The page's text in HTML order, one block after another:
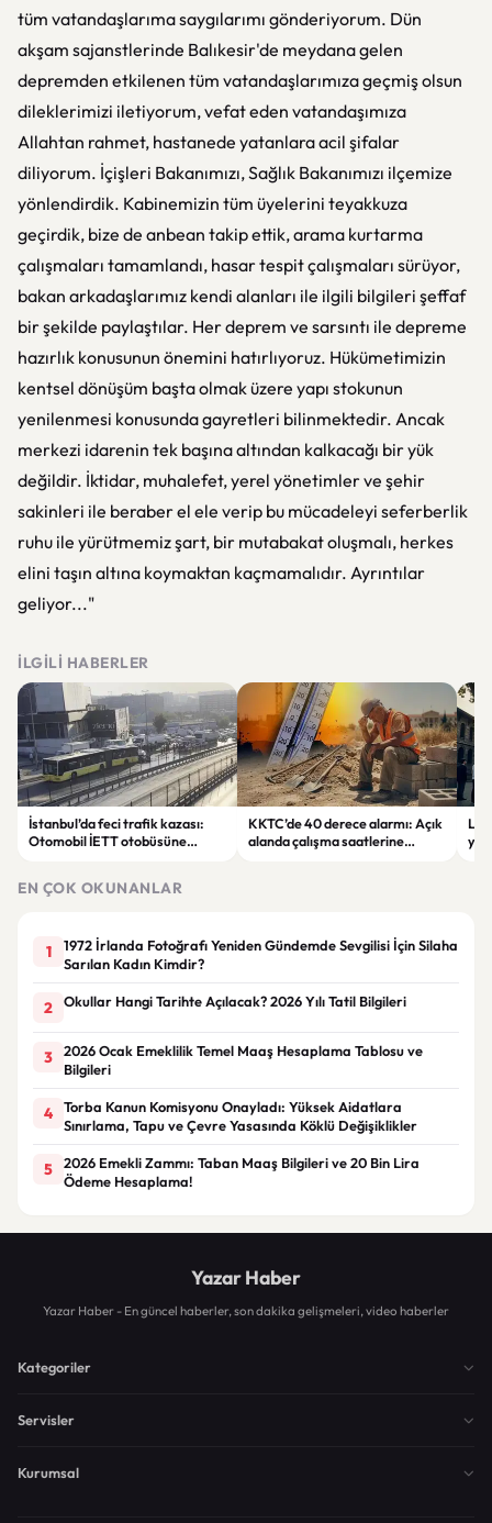
tüm vatandaşlarıma saygılarımı gönderiyorum. Dün
akşam sajanstlerinde Balıkesir'de meydana gelen
depremden etkilenen tüm vatandaşlarımıza geçmiş olsun
dileklerimizi iletiyorum, vefat eden vatandaşımıza
Allahtan rahmet, hastanede yatanlara acil şifalar
diliyorum. İçişleri Bakanımızı, Sağlık Bakanımızı ilçemize
yönlendirdik. Kabinemizin tüm üyelerini teyakkuza
geçirdik, bize de anbean takip ettik, arama kurtarma
çalışmaları tamamlandı, hasar tespit çalışmaları sürüyor,
bakan arkadaşlarımız kendi alanları ile ilgili bilgileri şeffaf
bir şekilde paylaştılar. Her deprem ve sarsıntı ile depreme
hazırlık konusunun önemini hatırlıyoruz. Hükümetimizin
kentsel dönüşüm başta olmak üzere yapı stokunun
yenilenmesi konusunda gayretleri bilinmektedir. Ancak
merkezi idarenin tek başına altından kalkacağı bir yük
değildir. İktidar, muhalefet, yerel yönetimler ve şehir
sakinleri ile beraber el ele verip bu mücadeleyi seferberlik
ruhu ile yürütmemiz şart, bir mutabakat oluşmalı, herkes
elini taşın altına koymaktan kaçmamalıdır. Ayrıntılar
geliyor..."
İLGILI HABERLER
İstanbul’da feci trafik kazası:
Otomobil İETT otobüsüne
KKTC’de 40 derece alarmı: Açık
alanda çalışma saatlerine
EN ÇOK OKUNANLAR
1
1972 İrlanda Fotoğrafı Yeniden Gündemde Sevgilisi İçin Silaha
Sarılan Kadın Kimdir?
2 Okullar Hangi Tarihte Açılacak? 2026 Yılı Tatil Bilgileri
3
2026 Ocak Emeklilik Temel Maaş Hesaplama Tablosu ve
Bilgileri
4
Torba Kanun Komisyonu Onayladı: Yüksek Aidatlara
Sınırlama, Tapu ve Çevre Yasasında Köklü Değişiklikler
5
2026 Emekli Zammı: Taban Maaş Bilgileri ve 20 Bin Lira
Ödeme Hesaplama!
Yazar Haber
Yazar Haber - En güncel haberler, son dakika gelişmeleri, video haberler
Kategoriler
Servisler
Kurumsal